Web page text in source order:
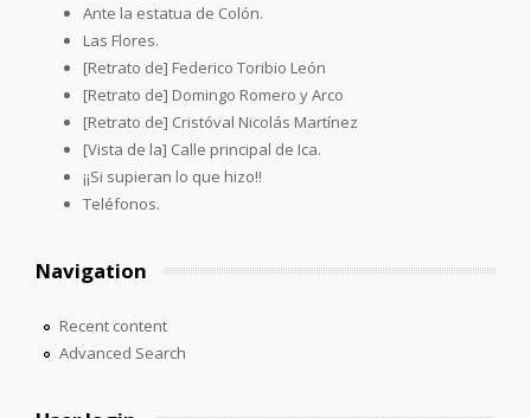
Ante la estatua de Colón.
Las Flores.
[Retrato de] Federico Toribio León
[Retrato de] Domingo Romero y Arco
[Retrato de] Cristóval Nicolás Martínez
[Vista de la] Calle principal de Ica.
¡¡Si supieran lo que hizo!!
Teléfonos.
Navigation
Recent content
Advanced Search